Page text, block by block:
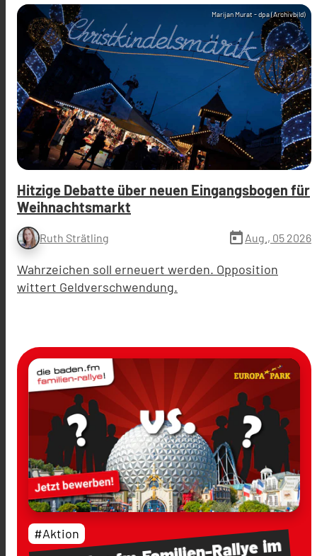
Marijan Murat - dpa (Archivbild)
Hitzige Debatte über neuen Eingangsbogen für
Weihnachtsmarkt
Ruth Strätling today Aug., 05 2026
Wahrzeichen soll erneuert werden. Opposition
wittert Geldverschwendung.
im
#Aktion